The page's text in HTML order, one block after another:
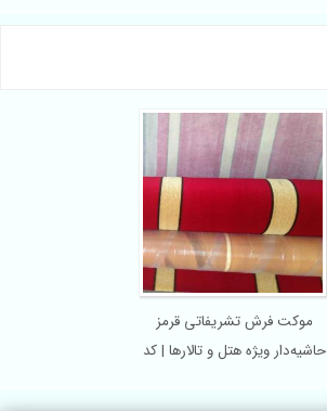
موکت فرش تشریفاتی قرمز
حاشیه‌دار ویژه هتل و تالارها | کد